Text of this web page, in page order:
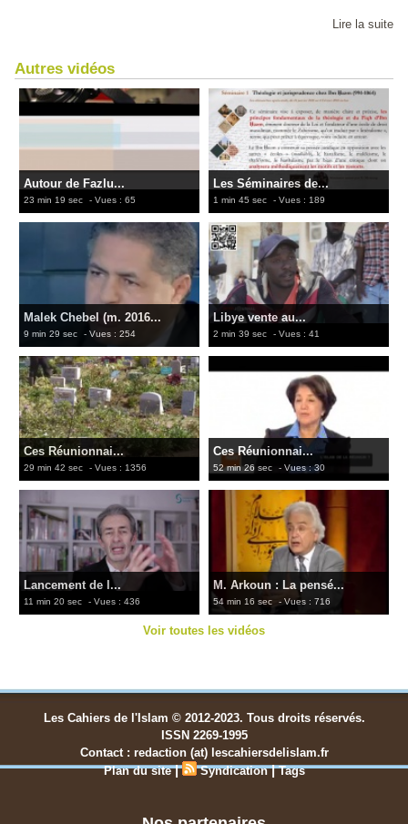
Lire la suite
Autres vidéos
Autour de Fazlu...
23 min 19 sec - Vues : 65
Les Séminaires de...
1 min 45 sec - Vues : 189
Malek Chebel (m. 2016...
9 min 29 sec - Vues : 254
Libye vente au...
2 min 39 sec - Vues : 41
Ces Réunionnai...
29 min 42 sec - Vues : 1356
Ces Réunionnai...
52 min 26 sec - Vues : 30
Lancement de l...
11 min 20 sec - Vues : 436
M. Arkoun : La pensé...
54 min 16 sec - Vues : 716
Voir toutes les vidéos
Les Cahiers de l'Islam © 2012-2023. Tous droits réservés.
ISSN 2269-1995
Contact : redaction (at) lescahiersdelislam.fr
Plan du site | Syndication |Tags